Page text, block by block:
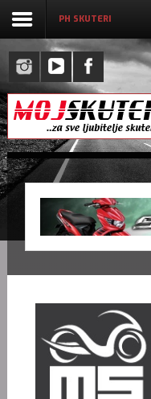
PH SKUTERI